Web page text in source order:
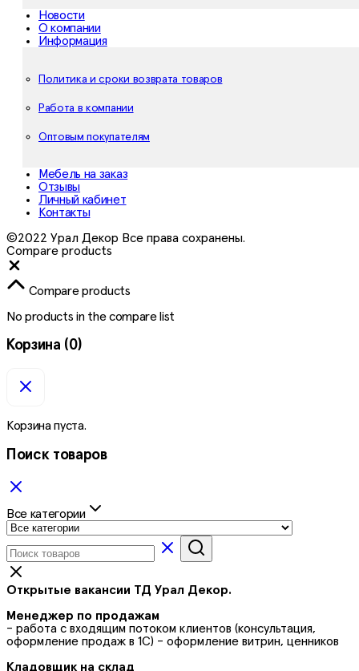
Новости
О компании
Информация
Политика и сроки возврата товаров
Работа в компании
Оптовым покупателям
Мебель на заказ
Отзывы
Личный кабинет
Контакты
©2022 Урал Декор Все права сохранены.
Compare products
Compare products
No products in the compare list
Корзина (0)
Корзина пуста.
Поиск товаров
Все категории
Открытые вакансии ТД Урал Декор.
Менеджер по продажам
- работа с входящим потоком клиентов (консультация,
оформление продаж в 1С) - оформление витрин, ценников
Кладовщик на склад